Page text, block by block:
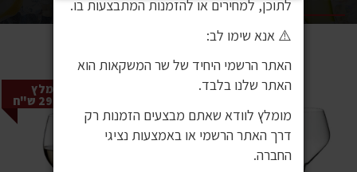
מחיר מומלץ
לתוכן, למחירים או להזמנות המתבצעות בו.
⚠️ אנא שימו לב:
האתר הרשמי היחיד של שר המשקאות הוא
האתר שלנו בלבד.
מומלץ לוודא שאתם מבצעים הזמנות רק
דרך האתר הרשמי או באמצעות נציגי
החברה.